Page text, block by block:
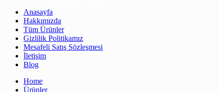
Anasayfa
Hakkımızda
Tüm Ürünler
Gizlilik Politikamız
Mesafeli Satış Sözleşmesi
İletişim
Blog
Home
Ürünler